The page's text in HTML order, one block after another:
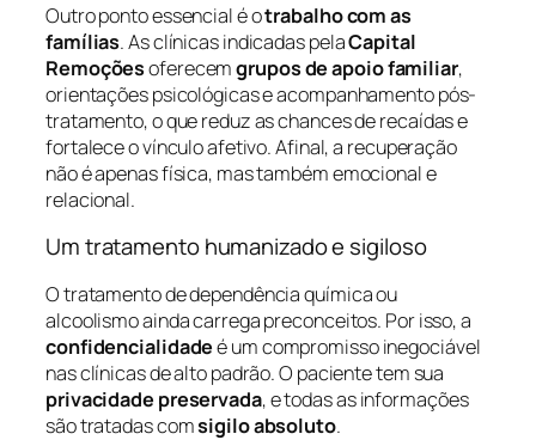
Outro ponto essencial é otrabalho com as
famílias. As clínicas indicadas pelaCapital
Remoçõesoferecemgrupos de apoio familiar,
orientações psicológicas e acompanhamento pós-
tratamento, o que reduz as chances de recaídas e
fortalece o vínculo afetivo. Afinal, a recuperação
não é apenas física, mas também emocional e
relacional.
Um tratamento humanizado e sigiloso
O tratamento de dependência química ou
alcoolismo ainda carrega preconceitos. Por isso, a
confidencialidadeé um compromisso inegociável
nas clínicas de alto padrão. O paciente tem sua
privacidade preservada, e todas as informações
são tratadas comsigilo absoluto.